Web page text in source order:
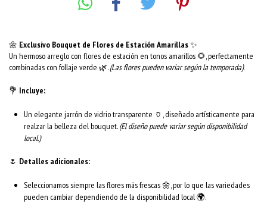
🌼 Exclusivo Bouquet de Flores de Estación Amarillas✨
Un hermoso arreglo con flores de estación en tonos amarillos 🌻, perfectamente
combinadas con follaje verde 🌿.(Las flores pueden variar según la temporada).
💐 Incluye:
Un elegante jarrón de vidrio transparente 🏺, diseñado artísticamente para
realzar la belleza del bouquet.(El diseño puede variar según disponibilidad
local.)
🌷 Detalles adicionales:
Seleccionamos siempre las flores más frescas 🌼, por lo que las variedades
pueden cambiar dependiendo de la disponibilidad local 🌍.